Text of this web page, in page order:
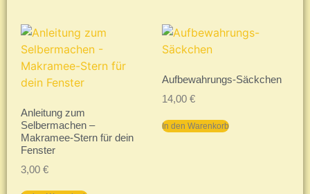
Anleitung zum
Selbermachen –
Makramee-Stern für dein
Fenster
3,00 €
Aufbewahrungs-Säckchen
14,00 €
In den Warenkorb